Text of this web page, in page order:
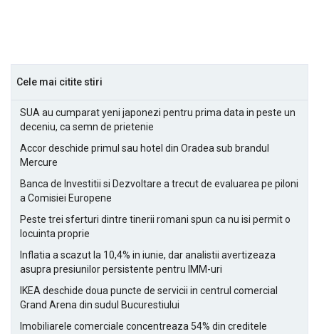
Cele mai citite stiri
SUA au cumparat yeni japonezi pentru prima data in peste un
deceniu, ca semn de prietenie
Accor deschide primul sau hotel din Oradea sub brandul
Mercure
Banca de Investitii si Dezvoltare a trecut de evaluarea pe piloni
a Comisiei Europene
Peste trei sferturi dintre tinerii romani spun ca nu isi permit o
locuinta proprie
Inflatia a scazut la 10,4% in iunie, dar analistii avertizeaza
asupra presiunilor persistente pentru IMM-uri
IKEA deschide doua puncte de servicii in centrul comercial
Grand Arena din sudul Bucurestiului
Imobiliarele comerciale concentreaza 54% din creditele